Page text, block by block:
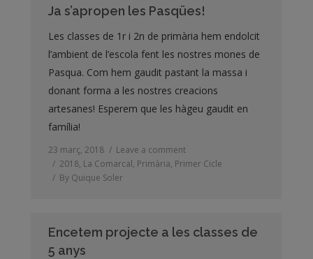
Ja s’apropen les Pasqües!
Les classes de 1r i 2n de primària hem endolcit
l’ambient de l’escola fent les nostres mones de
Pasqua. Com hem gaudit pastant la massa i
donant forma a les nostres creacions
artesanes! Esperem que les hàgeu gaudit en
família!
23 març, 2018
Leave a comment
2018, La Comarcal, Primària, Primer Cicle
By Quique Soler
Encetem projecte a les classes de
5 anys